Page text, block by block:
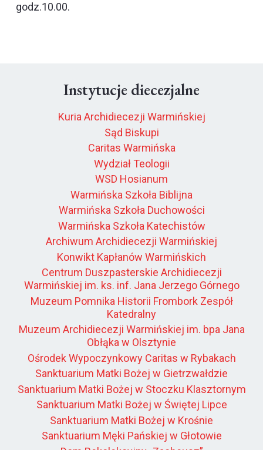
godz.10.00.
Instytucje diecezjalne
Kuria Archidiecezji Warmińskiej
Sąd Biskupi
Caritas Warmińska
Wydział Teologii
WSD Hosianum
Warmińska Szkoła Biblijna
Warmińska Szkoła Duchowości
Warmińska Szkoła Katechistów
Archiwum Archidiecezji Warmińskiej
Konwikt Kapłanów Warmińskich
Centrum Duszpasterskie Archidiecezji
Warmińskiej im. ks. inf. Jana Jerzego Górnego
Muzeum Pomnika Historii Frombork Zespół
Katedralny
Muzeum Archidiecezji Warmińskiej im. bpa Jana
Obłąka w Olsztynie
Ośrodek Wypoczynkowy Caritas w Rybakach
Sanktuarium Matki Bożej w Gietrzwałdzie
Sanktuarium Matki Bożej w Stoczku Klasztornym
Sanktuarium Matki Bożej w Świętej Lipce
Sanktuarium Matki Bożej w Krośnie
Sanktuarium Męki Pańskiej w Głotowie